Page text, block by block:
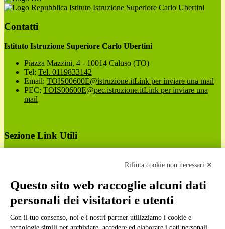
Istituto Istruzione Superiore Carlo Ubertini
Contatti
Istituto Istruzione Superiore Carlo Ubertini
Piazza Mazzini, 4 - 10014 Caluso (TO)
Tel: Tel. 0119833142
Email: TOIS00600E@istruzione.itLink per inviare una mail
PEC: TOIS00600E@pec.istruzione.itLink per inviare una
mail
Sezione Link Utili
Ufficio Relazioni con il Pubblico
Dichiarazione di accessibilità
Obiettivi di accessibilità
Gestione consensi cookie
Amministrazione trasparente
Rifiuta cookie non necessari ✕
Questo sito web raccoglie alcuni dati
personali dei visitatori e utenti
Con il tuo consenso, noi e i nostri partner utilizziamo i cookie e